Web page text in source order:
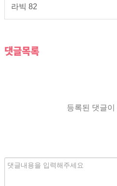
라빅 82
댓글목록
등록된 댓글이
내